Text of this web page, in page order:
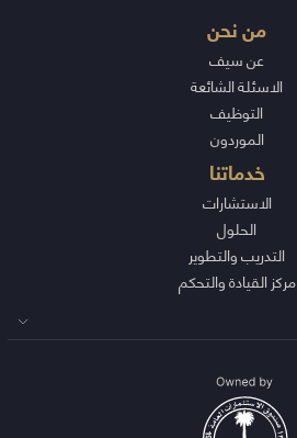
من نحن
عن سيف
الاسئلة الشائعة
التوظيف
الموردون
خدماتنا
الاستشارات
الحلول
التدريب والتطوير
مركز القيادة والتحكم